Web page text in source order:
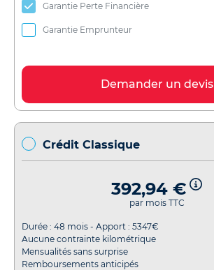
Garantie Perte Financière
Garantie Emprunteur
Demander un devis
Crédit Classique
392,94 €
par mois TTC
Durée : 48 mois - Apport : 5347€
Aucune contrainte kilométrique
Mensualités sans surprise
Remboursements anticipés